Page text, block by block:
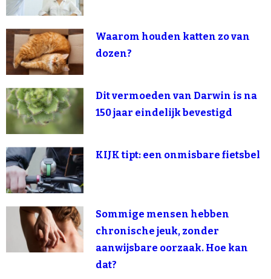
Waarom houden katten zo van
dozen?
Dit vermoeden van Darwin is na
150 jaar eindelijk bevestigd
KIJK tipt: een onmisbare fietsbel
Sommige mensen hebben
chronische jeuk, zonder
aanwijsbare oorzaak. Hoe kan
dat?